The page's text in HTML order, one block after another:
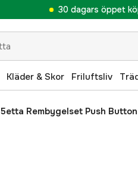
30 dagars öppet
Kläder & Skor Friluftsliv
5etta Rembygelset Push Button